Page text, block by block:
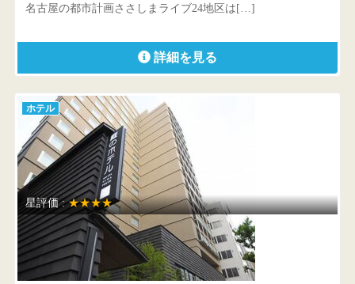
名古屋の都市計画ささしまライブ24地区は[…]
詳細を見る
ホテル
星評価 :★★★★
庭のホテル 東京
東京都 千代田区神田三崎町1-1-16